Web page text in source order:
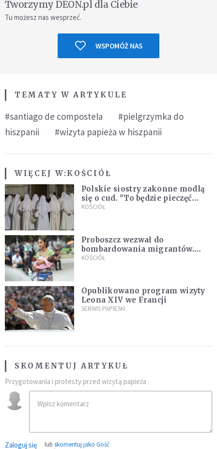
Tworzymy DEON.pl dla Ciebie
Tu możesz nas wesprzeć.
WSPOMÓŻ NAS
TEMATY W ARTYKULE
#santiago de compostela
#pielgrzymka do
hiszpanii
#wizyta papieża w hiszpanii
WIĘCEJ W:KOŚCIÓŁ
Polskie siostry zakonne modlą
się o cud. "To będzie pieczęć
Pana Boga dla naszej wiary"
KOŚCIÓŁ
Proboszcz wezwał do
bombardowania migrantów.
"Masowy ogień przeciwko
KOŚCIÓŁ
Opublikowano program wizyty
Leona XIV we Francji
SERWIS PAPIESKI
SKOMENTUJ ARTYKUŁ
Przygotowania i protesty przed wizytą papieża
Zaloguj się lub skomentuj jako Gość